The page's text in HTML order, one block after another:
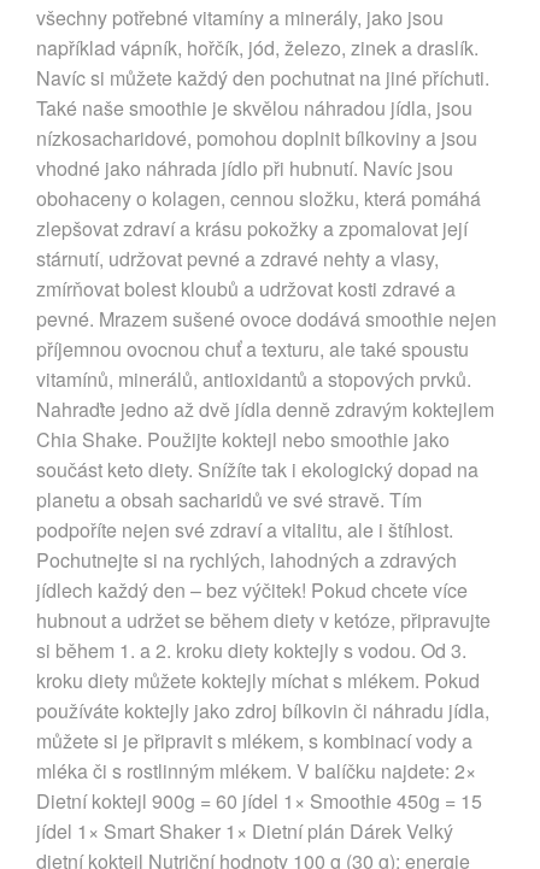
všechny potřebné vitamíny a minerály, jako jsou
například vápník, hořčík, jód, železo, zinek a draslík.
Navíc si můžete každý den pochutnat na jiné příchuti.
Také naše smoothie je skvělou náhradou jídla, jsou
nízkosacharidové, pomohou doplnit bílkoviny a jsou
vhodné jako náhrada jídlo při hubnutí. Navíc jsou
obohaceny o kolagen, cennou složku, která pomáhá
zlepšovat zdraví a krásu pokožky a zpomalovat její
stárnutí, udržovat pevné a zdravé nehty a vlasy,
zmírňovat bolest kloubů a udržovat kosti zdravé a
pevné. Mrazem sušené ovoce dodává smoothie nejen
příjemnou ovocnou chuť a texturu, ale také spoustu
vitamínů, minerálů, antioxidantů a stopových prvků.
Nahraďte jedno až dvě jídla denně zdravým koktejlem
Chia Shake. Použijte koktejl nebo smoothie jako
součást keto diety. Snížíte tak i ekologický dopad na
planetu a obsah sacharidů ve své stravě. Tím
podpoříte nejen své zdraví a vitalitu, ale i štíhlost.
Pochutnejte si na rychlých, lahodných a zdravých
jídlech každý den – bez výčitek! Pokud chcete více
hubnout a udržet se během diety v ketóze, připravujte
si během 1. a 2. kroku diety koktejly s vodou. Od 3.
kroku diety můžete koktejly míchat s mlékem. Pokud
používáte koktejly jako zdroj bílkovin či náhradu jídla,
můžete si je připravit s mlékem, s kombinací vody a
mléka či s rostlinným mlékem. V balíčku najdete: 2×
Dietní koktejl 900g = 60 jídel 1× Smoothie 450g = 15
jídel 1× Smart Shaker 1× Dietní plán Dárek Velký
dietní koktejl Nutriční hodnoty 100 g (30 g): energie